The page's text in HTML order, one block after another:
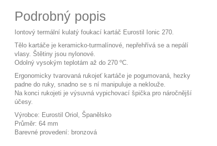
Podrobný popis
Iontový termální kulatý foukací kartáč Eurostil Ionic 270.
Tělo kartáče je keramicko-turmalínové, nepřehřívá se a nepálí
vlasy. Štětiny jsou nylonové.
Odolný vysokým teplotám až do 270 ºC.
Ergonomicky tvarovaná rukojeť kartáče je pogumovaná, hezky
padne do ruky, snadno se s ní manipuluje a neklouže.
Na konci rukojeti je výsuvná vypichovací špička pro náročnější
účesy.
Výrobce: Eurostil Oriol, Španělsko
Průměr: 64 mm
Barevné provedení: bronzová